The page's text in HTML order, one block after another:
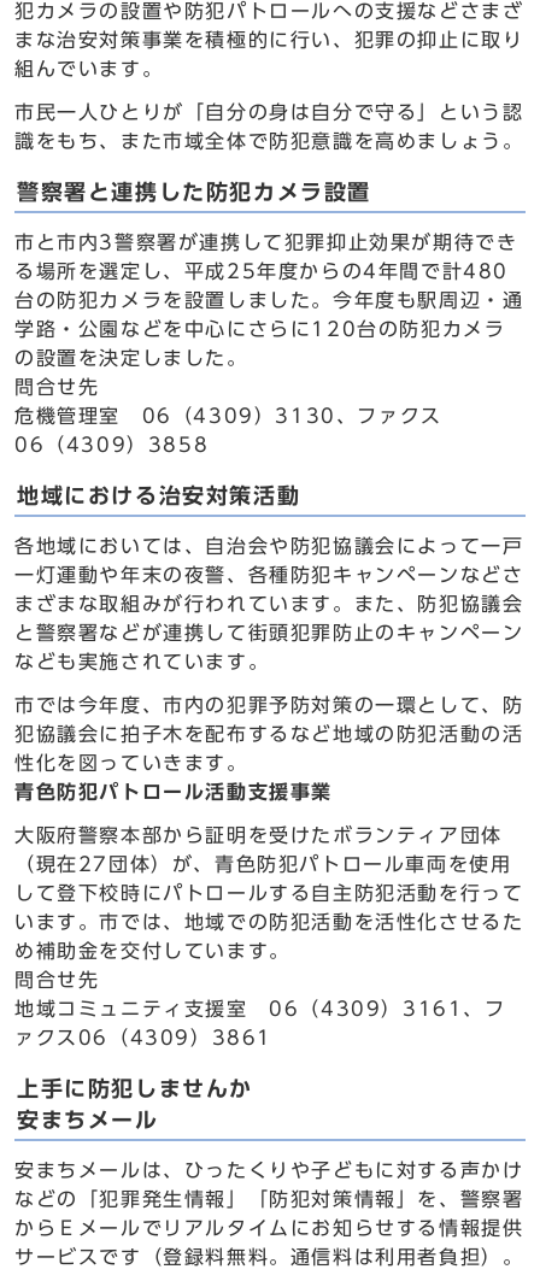
犯カメラの設置や防犯パトロールへの支援などさまざ
まな治安対策事業を積極的に行い、犯罪の抑止に取り
組んでいます。
市民一人ひとりが「自分の身は自分で守る」という認
識をもち、また市域全体で防犯意識を高めましょう。
警察署と連携した防犯カメラ設置
市と市内3警察署が連携して犯罪抑止効果が期待でき
る場所を選定し、平成25年度からの4年間で計480
台の防犯カメラを設置しました。今年度も駅周辺・通
学路・公園などを中心にさらに120台の防犯カメラ
の設置を決定しました。
問合せ先
危機管理室 06（4309）3130、ファクス
06（4309）3858
地域における治安対策活動
各地域においては、自治会や防犯協議会によって一戸
一灯運動や年末の夜警、各種防犯キャンペーンなどさ
まざまな取組みが行われています。また、防犯協議会
と警察署などが連携して街頭犯罪防止のキャンペーン
なども実施されています。
市では今年度、市内の犯罪予防対策の一環として、防
犯協議会に拍子木を配布するなど地域の防犯活動の活
性化を図っていきます。
青色防犯パトロール活動支援事業
大阪府警察本部から証明を受けたボランティア団体
（現在27団体）が、青色防犯パトロール車両を使用
して登下校時にパトロールする自主防犯活動を行って
います。市では、地域での防犯活動を活性化させるた
め補助金を交付しています。
問合せ先
地域コミュニティ支援室 06（4309）3161、フ
ァクス06（4309）3861
上手に防犯しませんか
安まちメール
安まちメールは、ひったくりや子どもに対する声かけ
などの「犯罪発生情報」「防犯対策情報」を、警察署
からＥメールでリアルタイムにお知らせする情報提供
サービスです（登録料無料。通信料は利用者負担）。